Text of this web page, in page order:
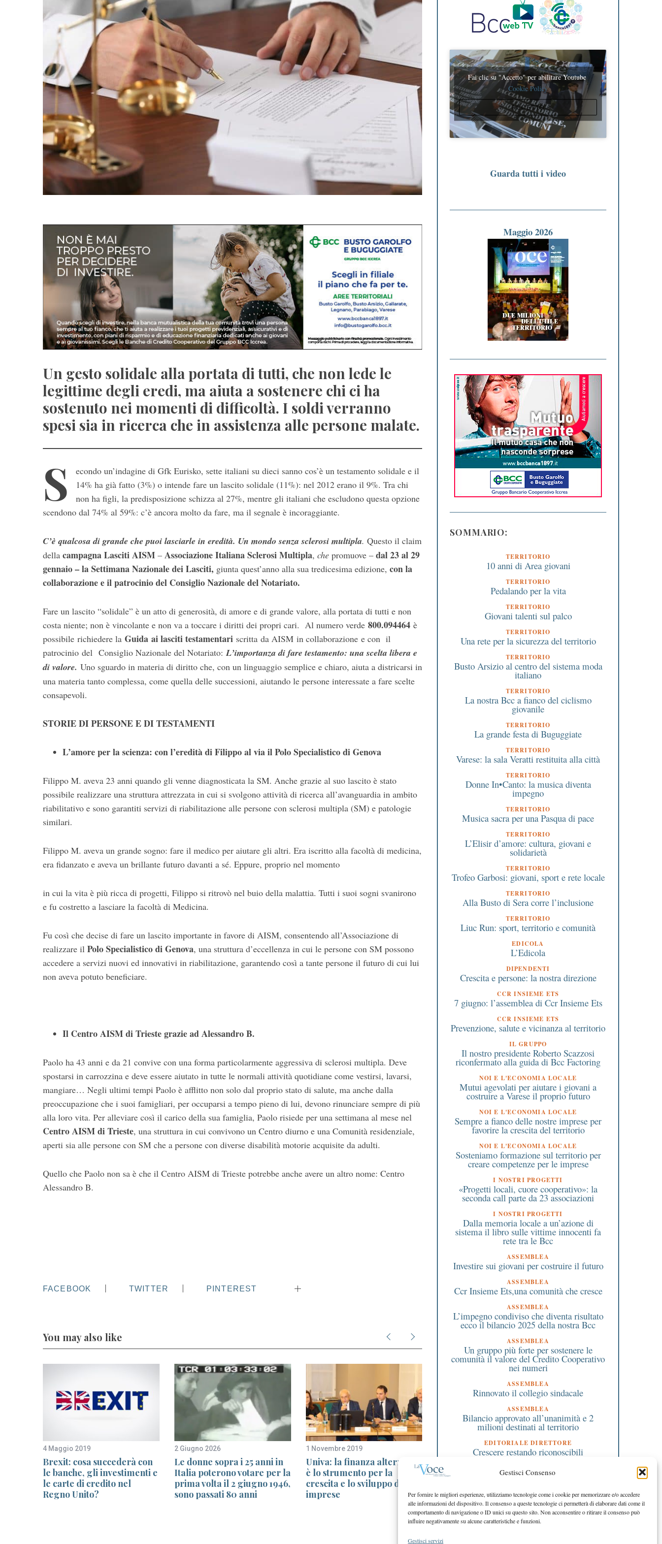
Gestisci Consenso
Per fornire le migliori esperienze, utilizziamo tecnologie come i cookie per memorizzare e/o accedere
alle informazioni del dispositivo. Il consenso a queste tecnologie ci permetterà di elaborare dati come il
comportamento di navigazione o ID unici su questo sito. Non acconsentire o ritirare il consenso può
influire negativamente su alcune caratteristiche e funzioni.
Gestisci servizi
Un gesto solidale alla portata di tutti, che non lede le
legittime degli eredi, ma aiuta a sostenere chi ci ha
sostenuto nei momenti di difficoltà. I soldi verranno
spesi sia in ricerca che in assistenza alle persone malate.
S
econdo un’indagine di Gfk Eurisko, sette italiani su dieci sanno cos’è un testamento solidale e il
14% ha già fatto (3%) o intende fare un lascito solidale (11%): nel 2012 erano il 9%. Tra chi
non ha figli, la predisposizione schizza al 27%, mentre gli italiani che escludono questa opzione
scendono dal 74% al 59%: c’è ancora molto da fare, ma il segnale è incoraggiante.
C’è qualcosa di grande che puoi lasciarle in eredità. Un mondo senza sclerosi multipla. Questo il claim
della campagna Lasciti AISM – Associazione Italiana Sclerosi Multipla, che promuove – dal 23 al 29
gennaio – la Settimana Nazionale dei Lasciti, giunta quest’anno alla sua tredicesima edizione, con la
collaborazione e il patrocinio del Consiglio Nazionale del Notariato.
Fare un lascito “solidale” è un atto di generosità, di amore e di grande valore, alla portata di tutti e non
costa niente; non è vincolante e non va a toccare i diritti dei propri cari. Al numero verde 800.094464 è
possibile richiedere la Guida ai lasciti testamentari scritta da AISM in collaborazione e con il
patrocinio del Consiglio Nazionale del Notariato:L’importanza di fare testamento: una scelta libera e
di valore. Uno sguardo in materia di diritto che, con un linguaggio semplice e chiaro, aiuta a districarsi in
una materia tanto complessa, come quella delle successioni, aiutando le persone interessate a fare scelte
consapevoli.
STORIE DI PERSONE E DI TESTAMENTI
L’amore per la scienza: con l’eredità di Filippo al via il Polo Specialistico di Genova
Filippo M. aveva 23 anni quando gli venne diagnosticata la SM. Anche grazie al suo lascito è stato
possibile realizzare una struttura attrezzata in cui si svolgono attività di ricerca all’avanguardia in ambito
riabilitativo e sono garantiti servizi di riabilitazione alle persone con sclerosi multipla (SM) e patologie
similari.
Filippo M. aveva un grande sogno: fare il medico per aiutare gli altri. Era iscritto alla facoltà di medicina,
era fidanzato e aveva un brillante futuro davanti a sé. Eppure, proprio nel momento
in cui la vita è più ricca di progetti, Filippo si ritrovò nel buio della malattia. Tutti i suoi sogni svanirono
e fu costretto a lasciare la facoltà di Medicina.
Fu così che decise di fare un lascito importante in favore di AISM, consentendo all’Associazione di
realizzare il Polo Specialistico di Genova, una struttura d’eccellenza in cui le persone con SM possono
accedere a servizi nuovi ed innovativi in riabilitazione, garantendo così a tante persone il futuro di cui lui
non aveva potuto beneficiare.
Il Centro AISM di Trieste grazie ad Alessandro B.
Paolo ha 43 anni e da 21 convive con una forma particolarmente aggressiva di sclerosi multipla. Deve
spostarsi in carrozzina e deve essere aiutato in tutte le normali attività quotidiane come vestirsi, lavarsi,
mangiare… Negli ultimi tempi Paolo è afflitto non solo dal proprio stato di salute, ma anche dalla
preoccupazione che i suoi famigliari, per occuparsi a tempo pieno di lui, devono rinunciare sempre di più
alla loro vita. Per alleviare così il carico della sua famiglia, Paolo risiede per una settimana al mese nel
Centro AISM di Trieste, una struttura in cui convivono un Centro diurno e una Comunità residenziale,
aperti sia alle persone con SM che a persone con diverse disabilità motorie acquisite da adulti.
Quello che Paolo non sa è che il Centro AISM di Trieste potrebbe anche avere un altro nome: Centro
Alessandro B.
FACEBOOK TWITTER PINTEREST
You may also like
4 Maggio 2019
Brexit: cosa succederà con
le banche, gli investimenti e
le carte di credito nel
Regno Unito?
2 Giugno 2026
Le donne sopra i 25 anni in
Italia poterono votare per la
prima volta il 2 giugno 1946,
sono passati 80 anni
1 Novembre 2019
Univa: la finanza alternativa
è lo strumento per la
crescita e lo sviluppo delle
imprese
4 Aprile 2016
accoglie i migranti è fra le
mondo
9 Aprile 2019
Papa Francesco: “le
notizie valgono la
speranza”
Fai clic su "Accetto" per abilitare Youtube
Cookie Policy
ACCETTO
Guarda tutti i video
Maggio 2026
SOMMARIO:
TERRITORIO
10 anni di Area giovani
TERRITORIO
Pedalando per la vita
TERRITORIO
Giovani talenti sul palco
TERRITORIO
Una rete per la sicurezza del territorio
TERRITORIO
Busto Arsizio al centro del sistema moda
italiano
TERRITORIO
La nostra Bcc a fianco del ciclismo
giovanile
TERRITORIO
La grande festa di Buguggiate
TERRITORIO
Varese: la sala Veratti restituita alla città
TERRITORIO
Donne In•Canto: la musica diventa
impegno
TERRITORIO
Musica sacra per una Pasqua di pace
TERRITORIO
L’Elisir d’amore: cultura, giovani e
solidarietà
TERRITORIO
Trofeo Garbosi: giovani, sport e rete locale
TERRITORIO
Alla Busto di Sera corre l’inclusione
TERRITORIO
Liuc Run: sport, territorio e comunità
EDICOLA
L’Edicola
DIPENDENTI
Crescita e persone: la nostra direzione
CCR INSIEME ETS
7 giugno: l’assemblea di Ccr Insieme Ets
CCR INSIEME ETS
Prevenzione, salute e vicinanza al territorio
IL GRUPPO
Il nostro presidente Roberto Scazzosi
riconfermato alla guida di Bcc Factoring
NOI E L'ECONOMIA LOCALE
Mutui agevolati per aiutare i giovani a
costruire a Varese il proprio futuro
NOI E L'ECONOMIA LOCALE
Sempre a fianco delle nostre imprese per
favorire la crescita del territorio
NOI E L'ECONOMIA LOCALE
Sosteniamo formazione sul territorio per
creare competenze per le imprese
I NOSTRI PROGETTI
«Progetti locali, cuore cooperativo»: la
seconda call parte da 23 associazioni
I NOSTRI PROGETTI
Dalla memoria locale a un’azione di
sistema il libro sulle vittime innocenti fa
rete tra le Bcc
ASSEMBLEA
Investire sui giovani per costruire il futuro
ASSEMBLEA
Ccr Insieme Ets,una comunità che cresce
ASSEMBLEA
L’impegno condiviso che diventa risultato
ecco il bilancio 2025 della nostra Bcc
ASSEMBLEA
Un gruppo più forte per sostenere le
comunità il valore del Credito Cooperativo
nei numeri
ASSEMBLEA
Rinnovato il collegio sindacale
ASSEMBLEA
Bilancio approvato all’unanimità e 2
milioni destinati al territorio
EDITORIALE DIRETTORE
Crescere restando riconoscibili
Costruire futuro insieme
S
e
r
h
o
r
: